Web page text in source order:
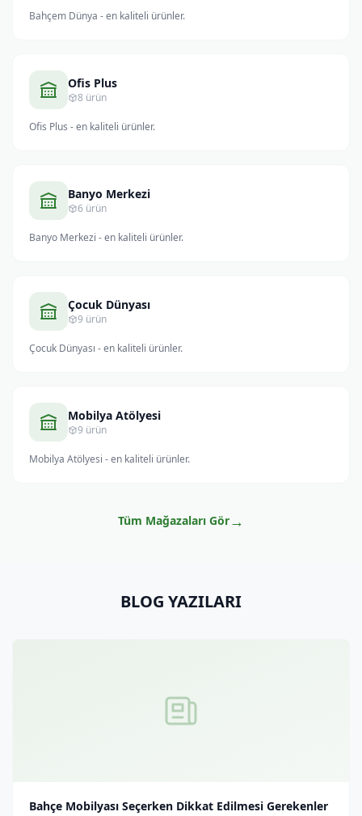
Bahçem Dünya - en kaliteli ürünler.
Ofis Plus
8 ürün
Ofis Plus - en kaliteli ürünler.
Banyo Merkezi
6 ürün
Banyo Merkezi - en kaliteli ürünler.
Çocuk Dünyası
9 ürün
Çocuk Dünyası - en kaliteli ürünler.
Mobilya Atölyesi
9 ürün
Mobilya Atölyesi - en kaliteli ürünler.
Tüm Mağazaları Gör→
BLOG YAZILARI
Bahçe Mobilyası Seçerken Dikkat Edilmesi Gerekenler